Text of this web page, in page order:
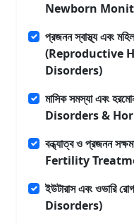
Newborn
প্রজনন স্বাস্থ্য এবং
(Reproductive
Disorders)
মাসিক সমস্যা এবং
Disorders &
বন্ধ্যাত্ব ও প্রজনন
Fertility
ইউটারাস এবং
Disorders)